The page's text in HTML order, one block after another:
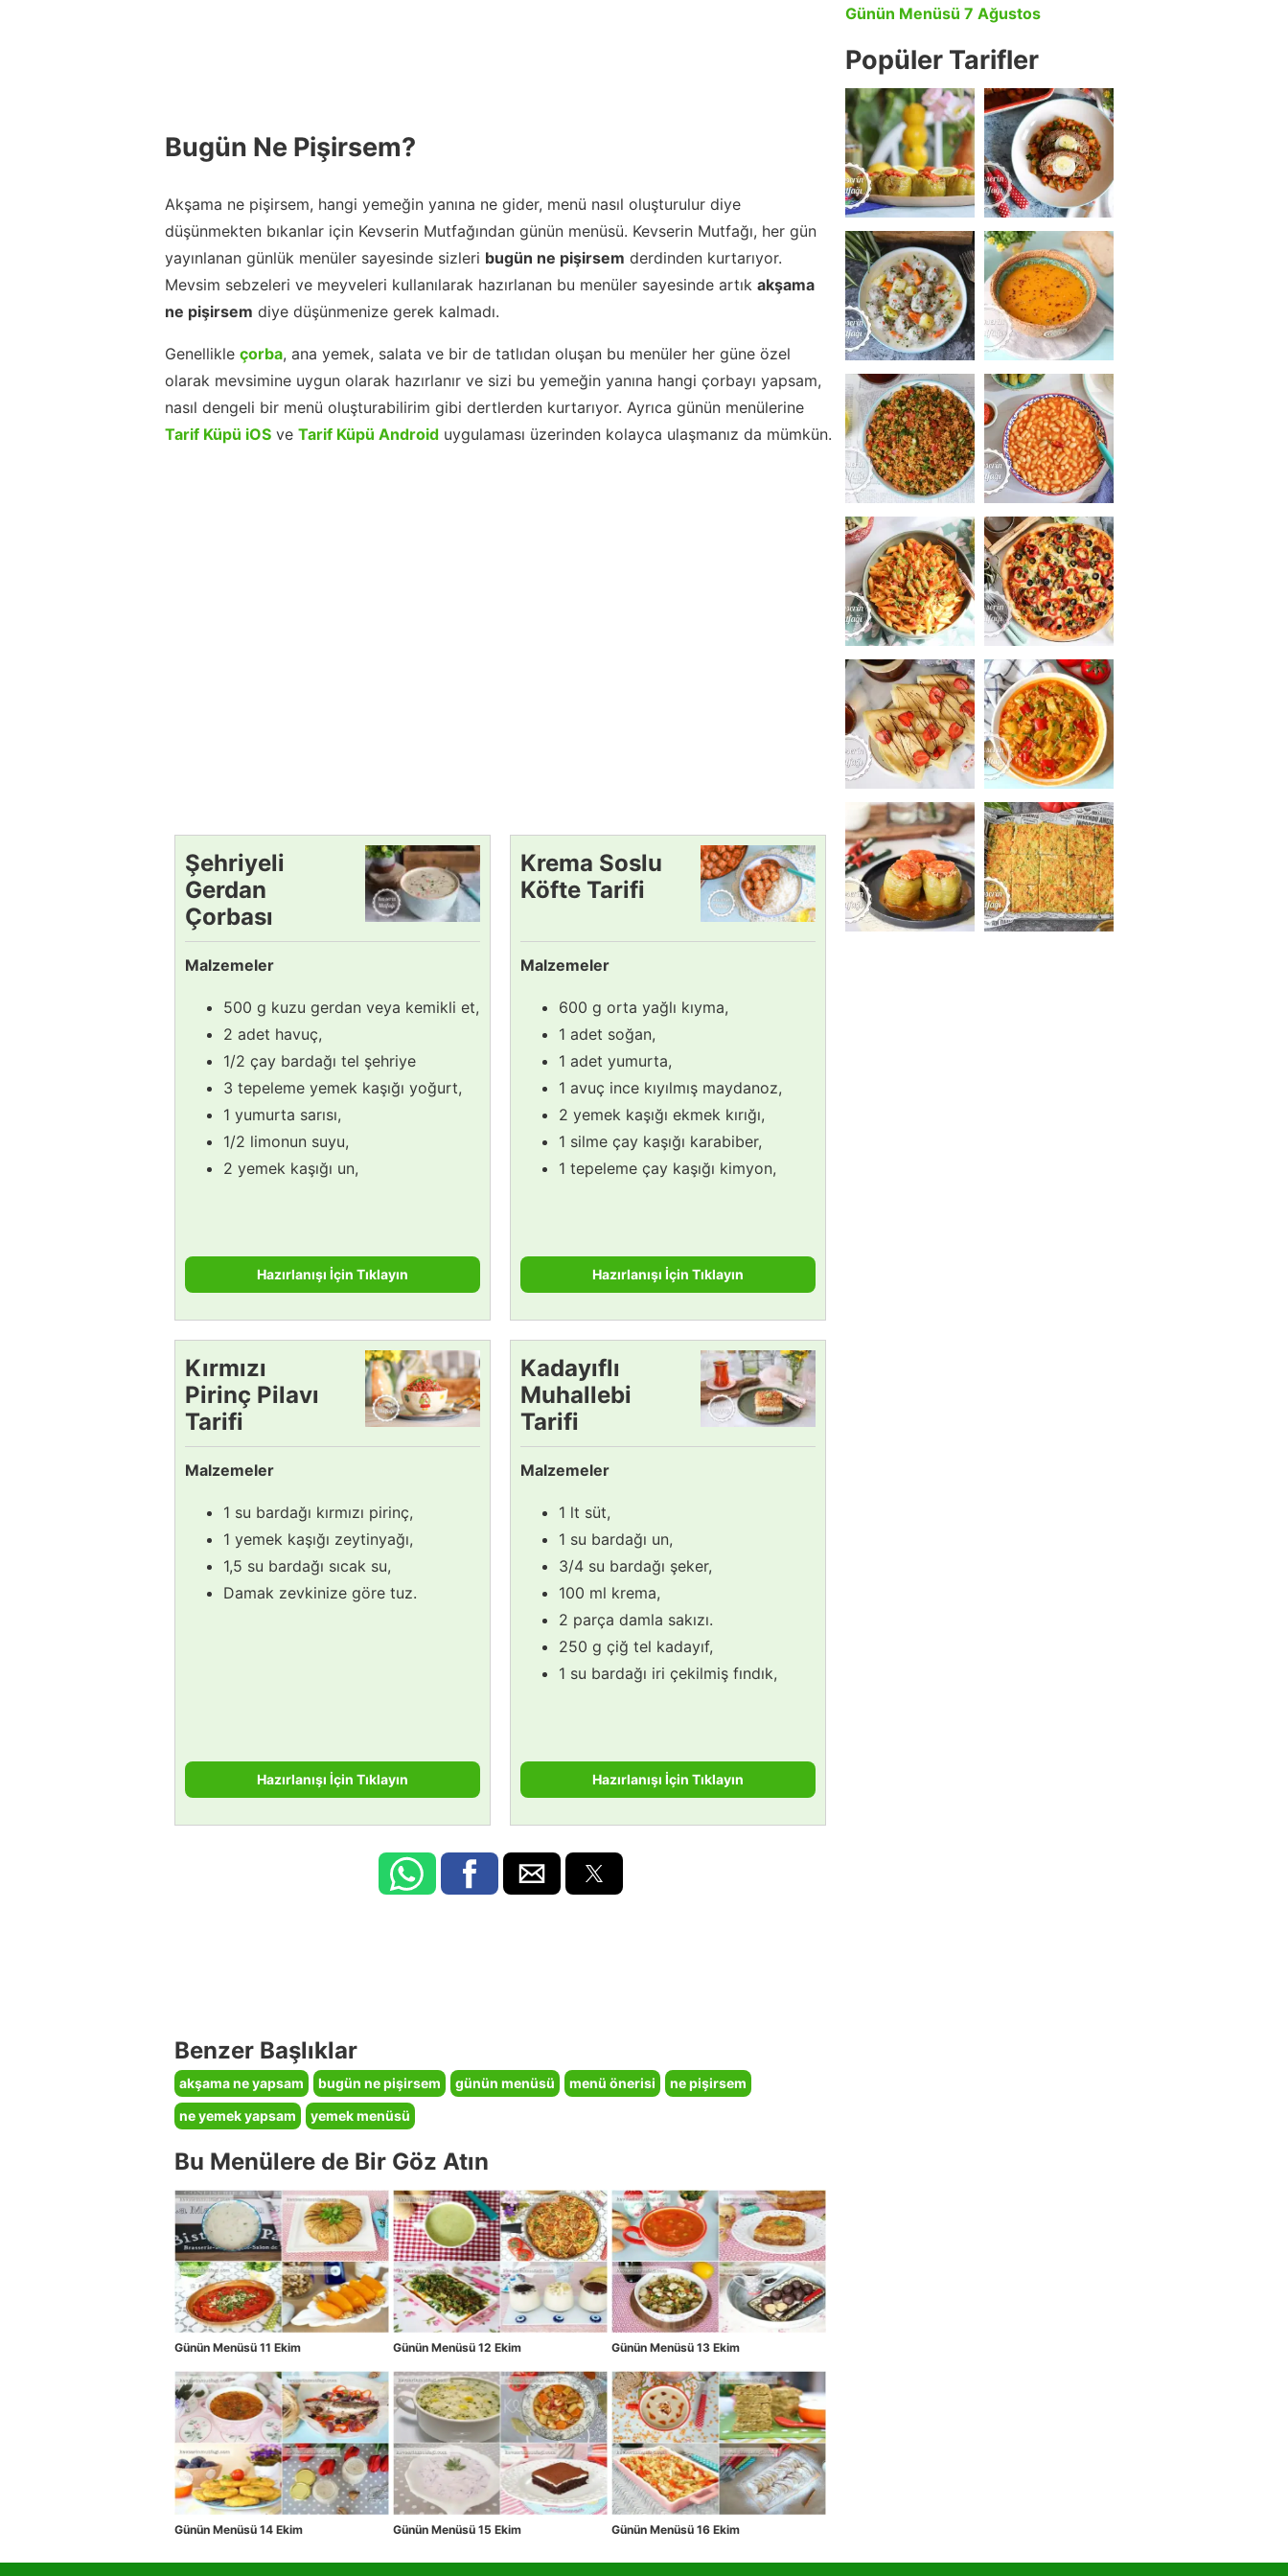
Bugün Ne Pişirsem?
Akşama ne pişirsem, hangi yemeğin yanına ne gider, menü nasıl oluşturulur diye
düşünmekten bıkanlar için Kevserin Mutfağından günün menüsü. Kevserin Mutfağı, her gün
yayınlanan günlük menüler sayesinde sizleri bugün ne pişirsem derdinden kurtarıyor.
Mevsim sebzeleri ve meyveleri kullanılarak hazırlanan bu menüler sayesinde artık akşama
ne pişirsem diye düşünmenize gerek kalmadı.
Genellikle çorba, ana yemek, salata ve bir de tatlıdan oluşan bu menüler her güne özel
olarak mevsimine uygun olarak hazırlanır ve sizi bu yemeğin yanına hangi çorbayı yapsam,
nasıl dengeli bir menü oluşturabilirim gibi dertlerden kurtarıyor. Ayrıca günün menülerine
Tarif Küpü iOS ve Tarif Küpü Android uygulaması üzerinden kolayca ulaşmanız da mümkün.
Şehriyeli
Gerdan
Çorbası
Tarifi
Malzemeler
500 g kuzu gerdan veya kemikli et,
2 adet havuç,
1/2 çay bardağı tel şehriye
3 tepeleme yemek kaşığı yoğurt,
1 yumurta sarısı,
1/2 limonun suyu,
2 yemek kaşığı un,
Hazırlanışı İçin Tıklayın
Krema Soslu
Köfte Tarifi
Malzemeler
600 g orta yağlı kıyma,
1 adet soğan,
1 adet yumurta,
1 avuç ince kıyılmış maydanoz,
2 yemek kaşığı ekmek kırığı,
1 silme çay kaşığı karabiber,
1 tepeleme çay kaşığı kimyon,
Hazırlanışı İçin Tıklayın
Kırmızı
Pirinç Pilavı
Tarifi
Malzemeler
1 su bardağı kırmızı pirinç,
1 yemek kaşığı zeytinyağı,
1,5 su bardağı sıcak su,
Damak zevkinize göre tuz.
Hazırlanışı İçin Tıklayın
Kadayıflı
Muhallebi
Tarifi
Malzemeler
1 lt süt,
1 su bardağı un,
3/4 su bardağı şeker,
100 ml krema,
2 parça damla sakızı.
250 g çiğ tel kadayıf,
1 su bardağı iri çekilmiş fındık,
Hazırlanışı İçin Tıklayın
Benzer Başlıklar
akşama ne yapsam bugün ne pişirsem günün menüsü menü önerisi
ne pişirsem
ne yemek yapsam
yemek menüsü
Bu Menülere de Bir Göz Atın
Günün Menüsü 11 Ekim Günün Menüsü 12 Ekim Günün Menüsü 13 Ekim
Günün Menüsü 14 Ekim Günün Menüsü 15 Ekim Günün Menüsü 16 Ekim
Günün Menüsü 7 Ağustos
Popüler Tarifler